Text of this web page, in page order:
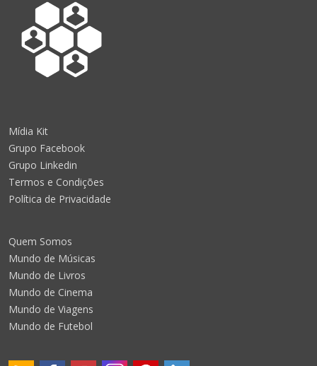
Mídia Kit
Grupo Facebook
Grupo Linkedin
Termos e Condições
Política de Privacidade
Quem Somos
Mundo de Músicas
Mundo de Livros
Mundo de Cinema
Mundo de Viagens
Mundo de Futebol